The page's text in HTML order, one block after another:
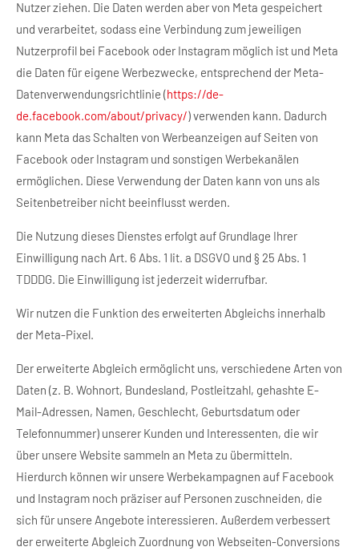
Nutzer ziehen. Die Daten werden aber von Meta gespeichert
und verarbeitet, sodass eine Verbindung zum jeweiligen
Nutzerprofil bei Facebook oder Instagram möglich ist und Meta
die Daten für eigene Werbezwecke, entsprechend der Meta-
Datenverwendungsrichtlinie (https://de-
de.facebook.com/about/privacy/) verwenden kann. Dadurch
kann Meta das Schalten von Werbeanzeigen auf Seiten von
Facebook oder Instagram und sonstigen Werbekanälen
ermöglichen. Diese Verwendung der Daten kann von uns als
Seitenbetreiber nicht beeinflusst werden.
Die Nutzung dieses Dienstes erfolgt auf Grundlage Ihrer
Einwilligung nach Art. 6 Abs. 1 lit. a DSGVO und § 25 Abs. 1
TDDDG. Die Einwilligung ist jederzeit widerrufbar.
Wir nutzen die Funktion des erweiterten Abgleichs innerhalb
der Meta-Pixel.
Der erweiterte Abgleich ermöglicht uns, verschiedene Arten von
Daten (z. B. Wohnort, Bundesland, Postleitzahl, gehashte E-
Mail-Adressen, Namen, Geschlecht, Geburtsdatum oder
Telefonnummer) unserer Kunden und Interessenten, die wir
über unsere Website sammeln an Meta zu übermitteln.
Hierdurch können wir unsere Werbekampagnen auf Facebook
und Instagram noch präziser auf Personen zuschneiden, die
sich für unsere Angebote interessieren. Außerdem verbessert
der erweiterte Abgleich Zuordnung von Webseiten-Conversions